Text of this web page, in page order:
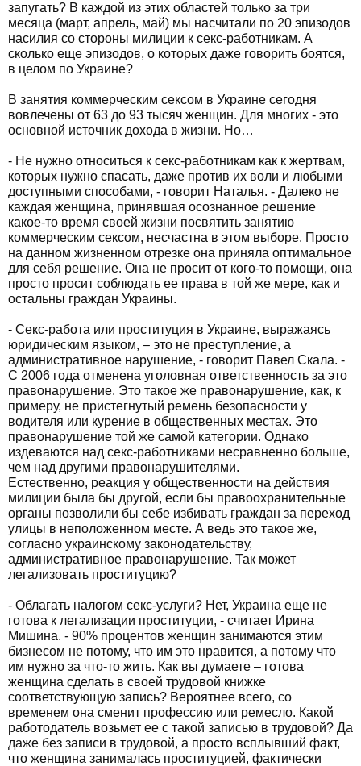
запугать? В каждой из этих областей только за три
месяца (март, апрель, май) мы насчитали по 20 эпизодов
насилия со стороны милиции к секс-работникам. А
сколько еще эпизодов, о которых даже говорить боятся,
в целом по Украине?
В занятия коммерческим сексом в Украине сегодня
вовлечены от 63 до 93 тысяч женщин. Для многих - это
основной источник дохода в жизни. Но…
- Не нужно относиться к секс-работникам как к жертвам,
которых нужно спасать, даже против их воли и любыми
доступными способами, - говорит Наталья. - Далеко не
каждая женщина, принявшая осознанное решение
какое-то время своей жизни посвятить занятию
коммерческим сексом, несчастна в этом выборе. Просто
на данном жизненном отрезке она приняла оптимальное
для себя решение. Она не просит от кого-то помощи, она
просто просит соблюдать ее права в той же мере, как и
остальны граждан Украины.
- Секс-работа или проституция в Украине, выражаясь
юридическим языком, – это не преступление, а
административное нарушение, - говорит Павел Скала. -
С 2006 года отменена уголовная ответственность за это
правонарушение. Это такое же правонарушение, как, к
примеру, не пристегнутый ремень безопасности у
водителя или курение в общественных местах. Это
правонарушение той же самой категории. Однако
издеваются над секс-работниками несравненно больше,
чем над другими правонарушителями.
Естественно, реакция у общественности на действия
милиции была бы другой, если бы правоохранительные
органы позволили бы себе избивать граждан за переход
улицы в неположенном месте. А ведь это такое же,
согласно украинскому законодательству,
административное правонарушение. Так может
легализовать проституцию?
- Облагать налогом секс-услуги? Нет, Украина еще не
готова к легализации проституции, - считает Ирина
Мишина. - 90% процентов женщин занимаются этим
бизнесом не потому, что им это нравится, а потому что
им нужно за что-то жить. Как вы думаете – готова
женщина сделать в своей трудовой книжке
соответствующую запись? Вероятнее всего, со
временем она сменит профессию или ремесло. Какой
работодатель возьмет ее с такой записью в трудовой? Да
даже без записи в трудовой, а просто всплывший факт,
что женщина занималась проституцией, фактически